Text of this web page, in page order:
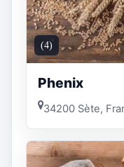
(4)
Phenix
34200 Sète,